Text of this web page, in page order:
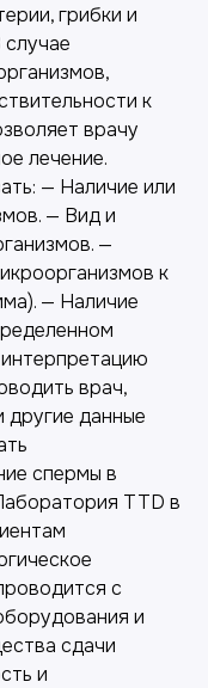
грибки и
к
врачу
лечение.
— Наличие или
— Вид и
—
к
— Наличие
врач,
другие данные
спермы в
TTD в
с
и
сдачи
и